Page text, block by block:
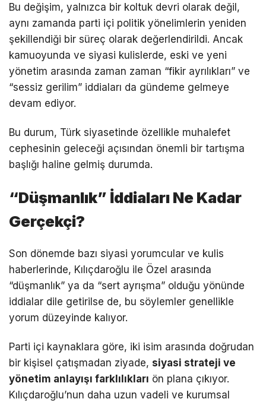
Bu değişim, yalnızca bir koltuk devri olarak değil,
aynı zamanda parti içi politik yönelimlerin yeniden
şekillendiği bir süreç olarak değerlendirildi. Ancak
kamuoyunda ve siyasi kulislerde, eski ve yeni
yönetim arasında zaman zaman “fikir ayrılıkları” ve
“sessiz gerilim” iddiaları da gündeme gelmeye
devam ediyor.
Bu durum, Türk siyasetinde özellikle muhalefet
cephesinin geleceği açısından önemli bir tartışma
başlığı haline gelmiş durumda.
“Düşmanlık” İddiaları Ne Kadar
Gerçekçi?
Son dönemde bazı siyasi yorumcular ve kulis
haberlerinde, Kılıçdaroğlu ile Özel arasında
“düşmanlık” ya da “sert ayrışma” olduğu yönünde
iddialar dile getirilse de, bu söylemler genellikle
yorum düzeyinde kalıyor.
Parti içi kaynaklara göre, iki isim arasında doğrudan
bir kişisel çatışmadan ziyade, siyasi strateji ve
yönetim anlayışı farklılıkları ön plana çıkıyor.
Kılıçdaroğlu’nun daha uzun vadeli ve kurumsal